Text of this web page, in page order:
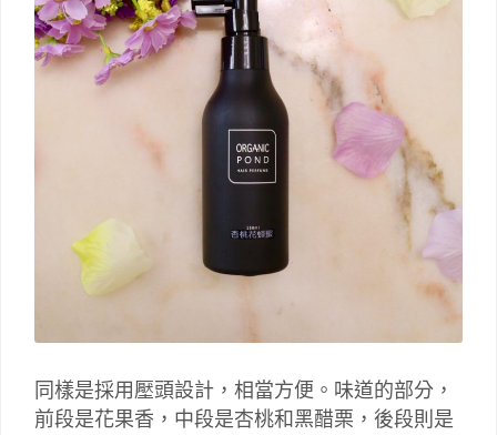
同樣是採用壓頭設計，相當方便。味道的部分，
前段是花果香，中段是杏桃和黑醋栗，後段則是